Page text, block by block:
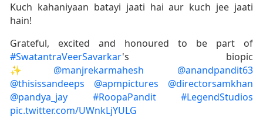
Kuch kahaniyaan batayi jaati hai aur kuch jee jaati
hain!
Grateful, excited and honoured to be part of
#SwatantraVeerSavarkar's biopic
✨ @manjrekarmahesh
@anandpandit63
@thisissandeeps
@apmpictures
@directorsamkhan
@pandya_jay
#RoopaPandit
#LegendStudios
pic.twitter.com/UWnkLjYULG